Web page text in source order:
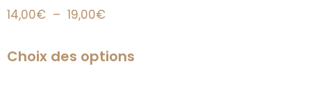
14,00€ – 19,00€
Choix des options